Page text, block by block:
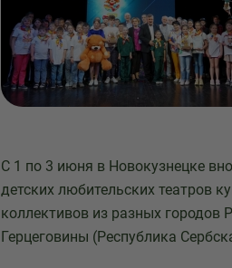
С 1 по 3 июня в Новокузнецке
детских любительских театров
коллективов из разных городов
Герцеговины (Республика